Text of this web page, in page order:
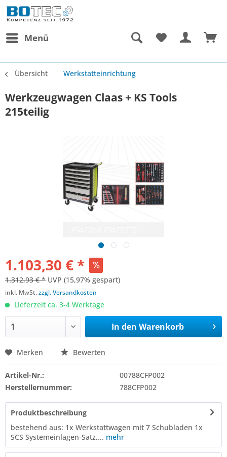
Menü
Übersicht Werkstatteinrichtung
Werkzeugwagen Claas + KS Tools
215teilig
1.103,30 € *
1.312,93 € * UVP (15,97% gespart)
inkl. MwSt.zzgl. Versandkosten
Lieferzeit ca. 3-4 Werktage
In den Warenkorb
Merken Bewerten
Artikel-Nr.:
00788CFP002
Herstellernummer:
788CFP002
Produktbeschreibung
bestehend aus: 1x Werkstattwagen mit 7 Schubladen 1x
SCS Systemeinlagen-Satz,... mehr